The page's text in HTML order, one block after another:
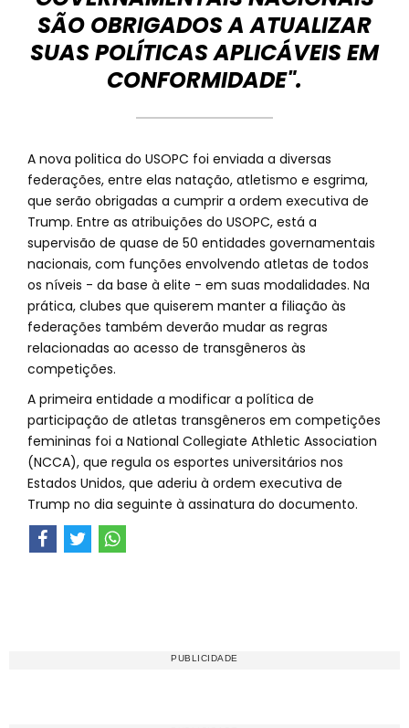
SÃO OBRIGADOS A ATUALIZAR
SUAS POLÍTICAS APLICÁVEIS EM
CONFORMIDADE".
A nova politica do USOPC foi enviada a diversas
federações, entre elas natação, atletismo e esgrima,
que serão obrigadas a cumprir a ordem executiva de
Trump. Entre as atribuições do USOPC, está a
supervisão de quase de 50 entidades governamentais
nacionais, com funções envolvendo atletas de todos
os níveis - da base à elite - em suas modalidades. Na
prática, clubes que quiserem manter a filiação às
federações também deverão mudar as regras
relacionadas ao acesso de transgêneros às
competições.
A primeira entidade a modificar a política de
participação de atletas transgêneros em competições
femininas foi a National Collegiate Athletic Association
(NCCA), que regula os esportes universitários nos
Estados Unidos, que aderiu à ordem executiva de
Trump no dia seguinte à assinatura do documento.